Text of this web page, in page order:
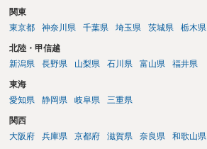
関東
東京都
神奈川県 千葉県 埼玉県 茨城県 栃木県
北陸・甲信越
新潟県
長野県 山梨県 石川県 富山県 福井県
東海
愛知県
静岡県 岐阜県 三重県
関西
大阪府
兵庫県 京都府 滋賀県 奈良県 和歌山県